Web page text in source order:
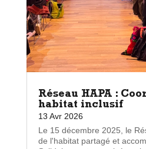
Réseau HAPA :
habitat inclusif
13 Avr 2026
Le 15 décembre 2025, le
de l'habitat partagé et